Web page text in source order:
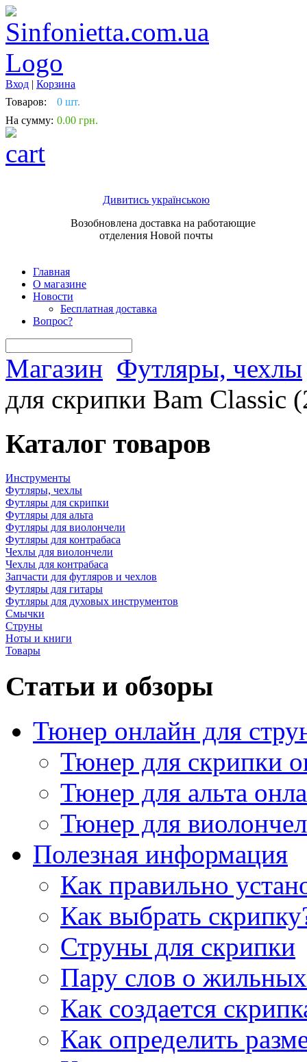
Вход | Корзина
Товаров:
0 шт.
На сумму: 0.00 грн.
Дивитись українською
Возобновлена доставка на работающие
отделения Новой почты
Главная
О магазине
Новости
Бесплатная доставка
Вопрос?
Магазин Футляры, чехлы
для скрипки Bam Classic
Каталог товаров
Инструменты
Футляры, чехлы
Футляры для скрипки
Футляры для альта
Футляры для виолончели
Футляры для контрабаса
Чехлы для виолончели
Чехлы для контрабаса
Запчасти для футляров и чехлов
Футляры для гитары
Футляры для духовых инструментов
Смычки
Струны
Ноты и книги
Товары
Статьи и обзоры
Тюнер онлайн для
Тюнер для скрипки
Тюнер для альта
Тюнер для
Полезная информация
Как правильно
Как выбрать
Струны для скрипки
Пару слов о
Как создается
Как определить